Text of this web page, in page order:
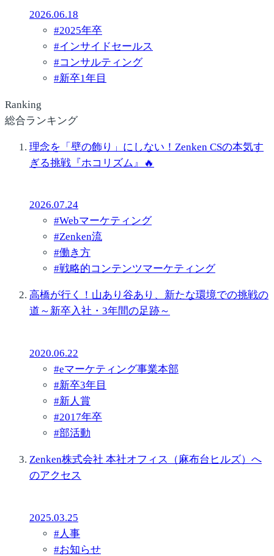
2026.06.18
#2025年卒
#インサイドセールス
#コンサルティング
#新卒1年目
Ranking
総合ランキング
理念を「壁の飾り」にしない！Zenken CSの本気す
ぎる挑戦『ホコリズム』🔥
2026.07.24
#Webマーケティング
#Zenken流
#働き方
#戦略的コンテンツマーケティング
高橋が行く！山あり谷あり、新たな環境での挑戦の
道～新卒入社・3年間の足跡～
2020.06.22
#eマーケティング事業本部
#新卒3年目
#新人賞
#2017年卒
#部活動
Zenken株式会社 本社オフィス（麻布台ヒルズ）へ
のアクセス
2025.03.25
# 人事
#お知らせ